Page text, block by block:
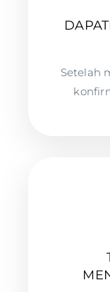
Setelah